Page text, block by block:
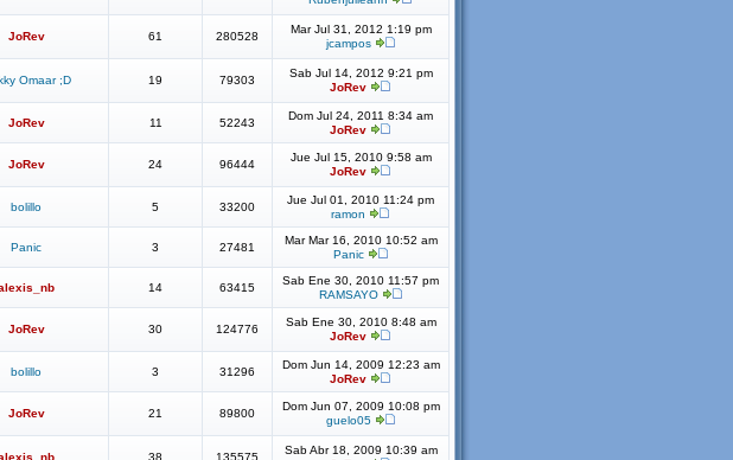
JoRev 61 280528
Mar Jul 31, 2012 1:19 pm
jcampos
Omaar ;D 19 79303
Sab Jul 14, 2012 9:21 pm
JoRev
JoRev 11 52243
Dom Jul 24, 2011 8:34 am
JoRev
JoRev 24 96444
Jue Jul 15, 2010 9:58 am
JoRev
bolillo 5 33200
Jue Jul 01, 2010 11:24 pm
ramon
Panic 3 27481
Mar Mar 16, 2010 10:52 am
Panic
14 63415
Sab Ene 30, 2010 11:57 pm
RAMSAYO
JoRev 30 124776
Sab Ene 30, 2010 8:48 am
JoRev
bolillo 3 31296
Dom Jun 14, 2009 12:23 am
JoRev
JoRev 21 89800
Dom Jun 07, 2009 10:08 pm
guelo05
38 135575
Sab Abr 18, 2009 10:39 am